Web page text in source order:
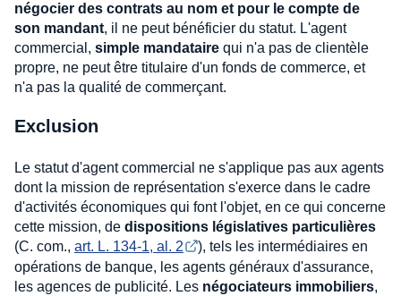
négocier des contrats au nom et pour le compte de
son mandant, il ne peut bénéficier du statut. L'agent
commercial, simple mandataire qui n'a pas de clientèle
propre, ne peut être titulaire d'un fonds de commerce, et
n'a pas la qualité de commerçant.
Exclusion
Le statut d'agent commercial ne s'applique pas aux agents
dont la mission de représentation s'exerce dans le cadre
d'activités économiques qui font l'objet, en ce qui concerne
cette mission, de dispositions législatives particulières
(C. com., art. L. 134-1, al. 2
), tels les intermédiaires en
opérations de banque, les agents généraux d'assurance,
les agences de publicité. Les négociateurs immobiliers,